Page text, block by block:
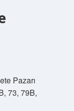
Pazarı
73, 79B,